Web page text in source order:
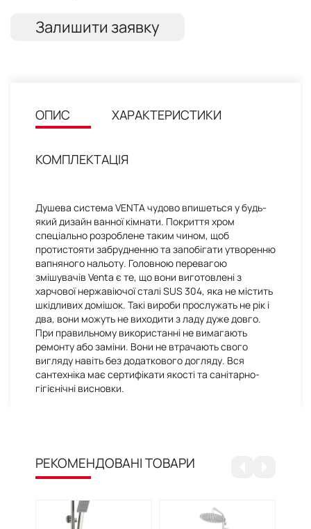
Залишити заявку
ОПИС ХАРАКТЕРИСТИКИ
КОМПЛЕКТАЦІЯ
Душева система VENTA чудово впишеться у будь-
який дизайн ванної кімнати. Покриття хром
спеціально розроблене таким чином, щоб
протистояти забрудненню та запобігати утворенню
вапняного нальоту. Головною перевагою
змішувачів Venta є те, що вони виготовлені з
харчової нержавіючої сталі SUS 304, яка не містить
шкідливих домішок. Такі вироби прослужать не рік і
два, вони можуть не виходити з ладу дуже довго.
При правильному використанні не вимагають
ремонту або заміни. Вони не втрачають свого
вигляду навіть без додаткового догляду. Вся
сантехніка має сертифікати якості та санітарно-
гігієнічні висновки.
РЕКОМЕНДОВАНІ ТОВАРИ